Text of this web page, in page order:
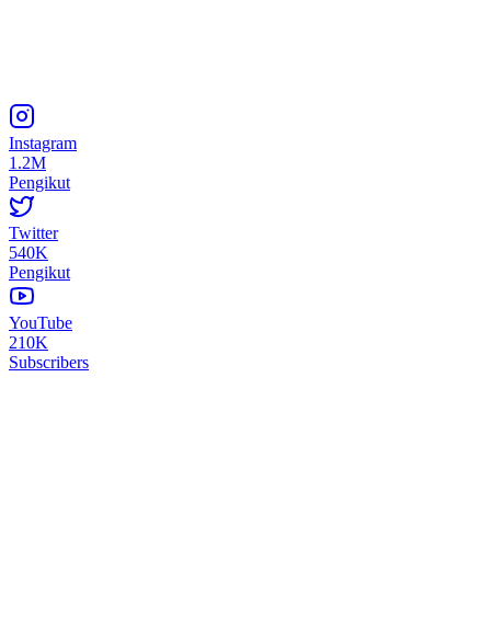
Instagram
1.2M
Pengikut
Twitter
540K
Pengikut
YouTube
210K
Subscribers